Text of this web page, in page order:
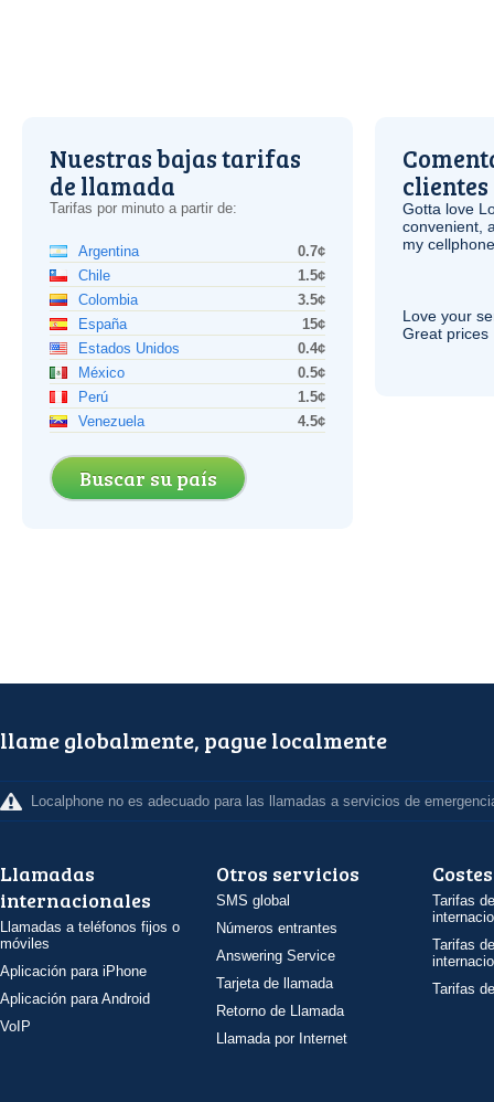
Nuestras bajas tarifas
de llamada
Tarifas por minuto a partir de:
Argentina
0.7¢
Chile
1.5¢
Colombia
3.5¢
España
15¢
Estados Unidos
0.4¢
México
0.5¢
Perú
1.5¢
Venezuela
4.5¢
Buscar su país
clientes
Gotta love
convenient,
my
Love your
Great prices
llame globalmente, pague localmente
Localphone no es adecuado para las llamadas a servicios de
Llamadas
internacionales
Llamadas a teléfonos fijos o
móviles
Aplicación para iPhone
Aplicación para Android
VoIP
Otros servicios
SMS global
Números entrantes
Answering Service
Tarjeta de llamada
Retorno de Llamada
Llamada por Internet
Costes
Tarifas
Tarifas
Tarifas